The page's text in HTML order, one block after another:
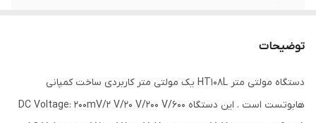
تست دیود , تست خازن , تداوم قابل شنیدن ,
RMS صحیح
توضیحات
دستگاه مولتی متر HT108L یک مولتی متر کاربردی ساخت کمپانی
هابوتست است . این دستگاه DC Voltage: 200mV/2 V/20 V/200 V/600